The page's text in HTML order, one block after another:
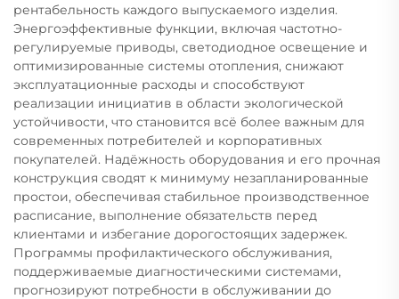
рентабельность каждого выпускаемого изделия.
Энергоэффективные функции, включая частотно-
регулируемые приводы, светодиодное освещение и
оптимизированные системы отопления, снижают
эксплуатационные расходы и способствуют
реализации инициатив в области экологической
устойчивости, что становится всё более важным для
современных потребителей и корпоративных
покупателей. Надёжность оборудования и его прочная
конструкция сводят к минимуму незапланированные
простои, обеспечивая стабильное производственное
расписание, выполнение обязательств перед
клиентами и избегание дорогостоящих задержек.
Программы профилактического обслуживания,
поддерживаемые диагностическими системами,
прогнозируют потребности в обслуживании до